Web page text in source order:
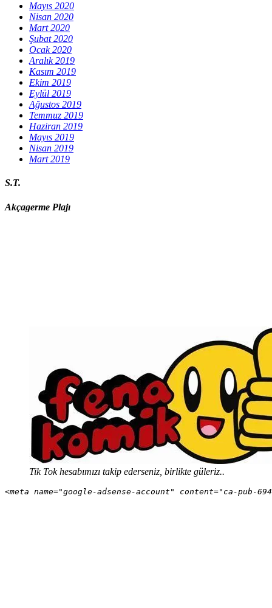
Mayıs 2020
Nisan 2020
Mart 2020
Şubat 2020
Ocak 2020
Aralık 2019
Kasım 2019
Ekim 2019
Eylül 2019
Ağustos 2019
Temmuz 2019
Haziran 2019
Mayıs 2019
Nisan 2019
Mart 2019
S.T.
Akçagerme Plajı
Tik Tok hesabımızı takip ederseniz, birlikte güleriz..
<meta name="google-adsense-account" content="ca-pub-